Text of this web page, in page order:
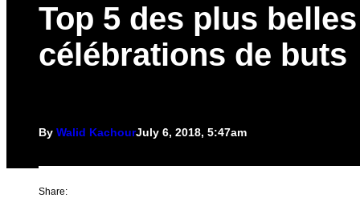
Top 5 des plus belles
célébrations de buts
By Walid KachourJuly 6, 2018, 5:47am
Share: